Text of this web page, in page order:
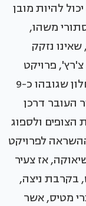
להיות מובן
משהו,
שאינו נזקק
צ'רץ', פרויקט
ארכיטקטוני שיצר טושיאוקה בסיאול: חלון שגובהו כ-9
העובר דרכן
הצופים ולספוג
לפרויקט
אז צעיר
בקרבת ניצה,
מטיס, אשר